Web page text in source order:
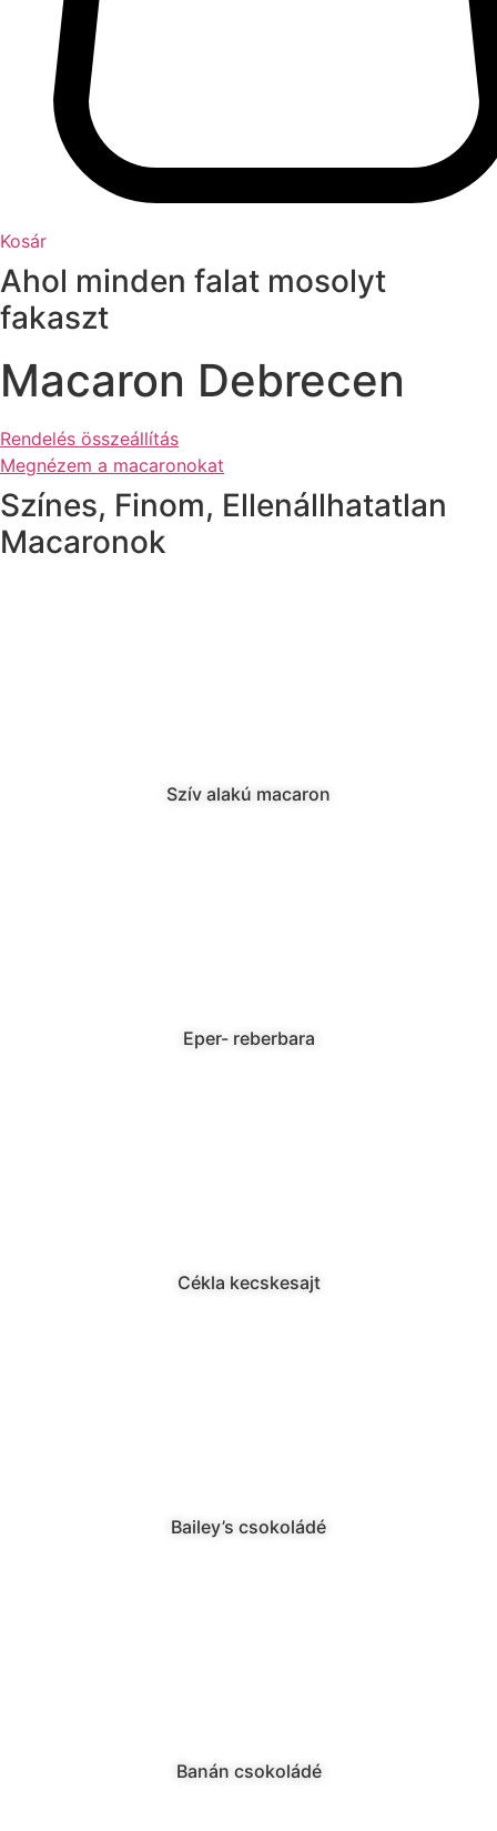
Kosár
Ahol minden falat mosolyt
fakaszt
Macaron Debrecen
Rendelés összeállítás
Megnézem a macaronokat
Színes, Finom, Ellenállhatatlan
Macaronok
Szív alakú macaron
Eper- reberbara
Cékla kecskesajt
Bailey’s csokoládé
Banán csokoládé